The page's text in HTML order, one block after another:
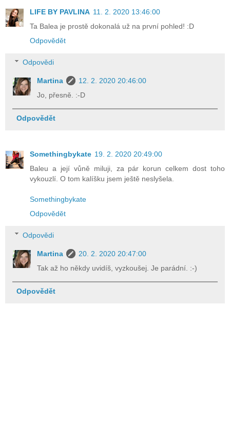
LIFE BY PAVLINA 11. 2. 2020 13:46:00
Ta Balea je prostě dokonalá už na první pohled! :D
Odpovědět
Odpovědi
Martina
12. 2. 2020 20:46:00
Jo, přesně. :-D
Odpovědět
Somethingbykate 19. 2. 2020 20:49:00
Baleu a její vůně miluji, za pár korun celkem dost toho
vykouzlí. O tom kalíšku jsem ještě neslyšela.
Somethingbykate
Odpovědět
Odpovědi
Martina
20. 2. 2020 20:47:00
Tak až ho někdy uvidíš, vyzkoušej. Je parádní. :-)
Odpovědět